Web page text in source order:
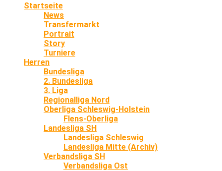
Startseite
News
Transfermarkt
Portrait
Story
Turniere
Herren
Bundesliga
2. Bundesliga
3. Liga
Regionalliga Nord
Oberliga Schleswig-Holstein
Flens-Oberliga
Landesliga SH
Landesliga Schleswig
Landesliga Mitte (Archiv)
Verbandsliga SH
Verbandsliga Ost